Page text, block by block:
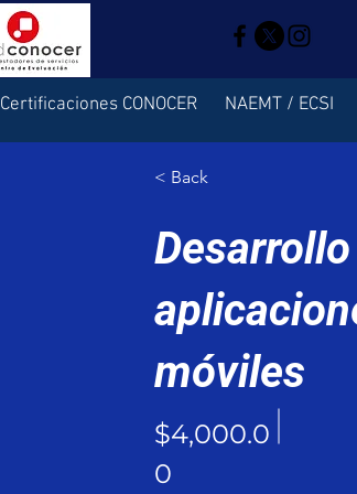
Certificaciones CONOCER NAEMT / ECSI
< Back
móviles
$4,000.0
0